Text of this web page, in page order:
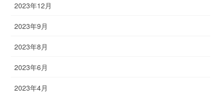
2023年12月
2023年9月
2023年8月
2023年6月
2023年4月